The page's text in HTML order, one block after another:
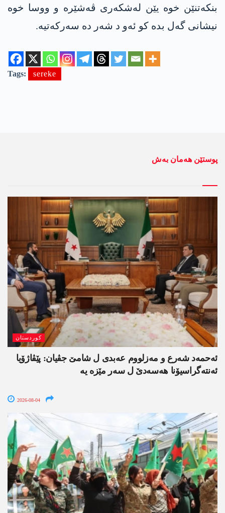
بنكه‌تنێن خوه‌ یێن له‌شكه‌ری ڤه‌شێره‌ و ووسا خوه‌
نیشانی گه‌ل بده‌ كو ئه‌و د شه‌ر ده‌ سه‌ركه‌تیه‌.
Tags: sereke
پوستێن ھەمان بەش
کوردستان
ئەحمەد شەرع و مەزلووم عەبدی ل شامێ جڤیان: پێڤاژۆیا
ئەنتەگراسیۆنا ھەسەدێ ل سەر مێزە یە
2026-08-04